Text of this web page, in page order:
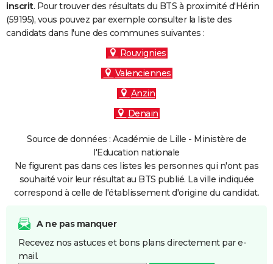
COPAINS D'AVANT
S'inscrire
Se connecter
Lycées
Collèges
Primaires
Universités
Entreprises
Service militaire
Avis de recherche
inscrit. Pour trouver des résultats du BTS à proximité d'Hérin
(59195), vous pouvez par exemple consulter la liste des
candidats dans l'une des communes suivantes :
Rouvignies
Valenciennes
Anzin
Denain
Source de données : Académie de Lille - Ministère de
l'Education nationale
Ne figurent pas dans ces listes les personnes qui n'ont pas
souhaité voir leur résultat au BTS publié. La ville indiquée
correspond à celle de l'établissement d'origine du candidat.
A ne pas manquer
Recevez nos astuces et bons plans directement par e-
mail.